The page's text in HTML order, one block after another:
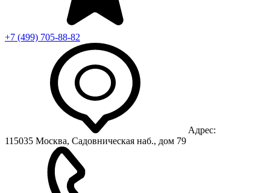
+7 (499) 705-88-82
Адрес:
115035 Москва, Садовническая наб., дом 79